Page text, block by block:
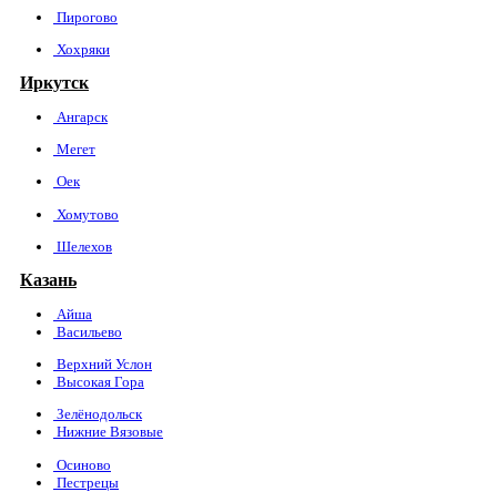
Пирогово
Хохряки
Иркутск
Ангарск
Мегет
Оек
Хомутово
Шелехов
Казань
Айша
Васильево
Верхний Услон
Высокая Гора
Зелёнодольск
Нижние Вязовые
Осиново
Пестрецы